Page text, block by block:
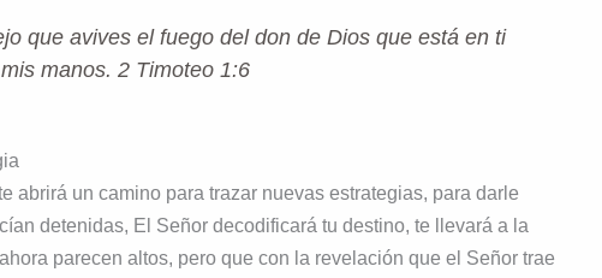
que avives el fuego del don de Dios que está en ti
manos. 2 Timoteo 1:6
abrirá un camino para trazar nuevas estrategias, para darle
detenidas, El Señor decodificará tu destino, te llevará a la
parecen altos, pero que con la revelación que el Señor trae